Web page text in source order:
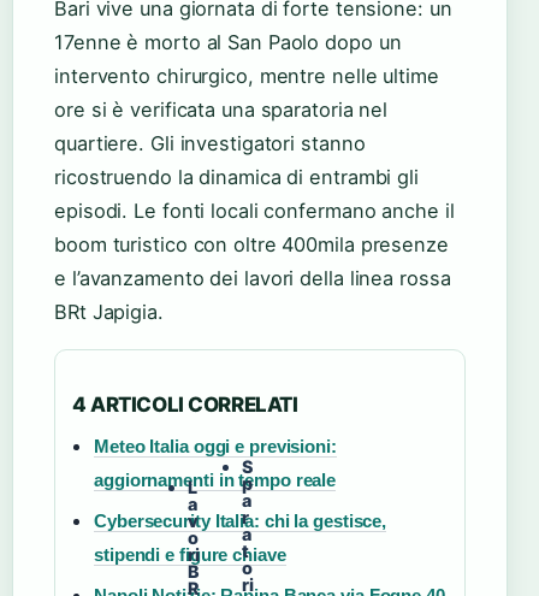
Bari vive una giornata di forte tensione: un
17enne è morto al San Paolo dopo un
intervento chirurgico, mentre nelle ultime
ore si è verificata una sparatoria nel
quartiere. Gli investigatori stanno
ricostruendo la dinamica di entrambi gli
episodi. Le fonti locali confermano anche il
boom turistico con oltre 400mila presenze
e l’avanzamento dei lavori della linea rossa
BRt Japigia.
4 ARTICOLI CORRELATI
Meteo Italia oggi e previsioni:
aggiornamenti in tempo reale
Cybersecurity Italia: chi la gestisce,
stipendi e figure chiave
L
a
v
o
ri
B
R
S
p
a
r
a
t
o
ri